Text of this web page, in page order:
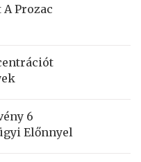
Prozac
6
Előnnyel